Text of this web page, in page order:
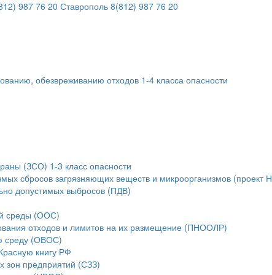
987 76 20 Ставрополь 8(812) 987 76 20
обезвреживанию отходов 1-4 класса опасности
(ЗСО) 1-3 класс опасности
сбросов загрязняющих веществ и микроорганизмов (проект
допустимых выбросов (ПДВ)
среды (ООС)
отходов и лимитов на их размещение (ПНООЛР)
среду (ОВОС)
книгу РФ
зон предприятий (СЗЗ)